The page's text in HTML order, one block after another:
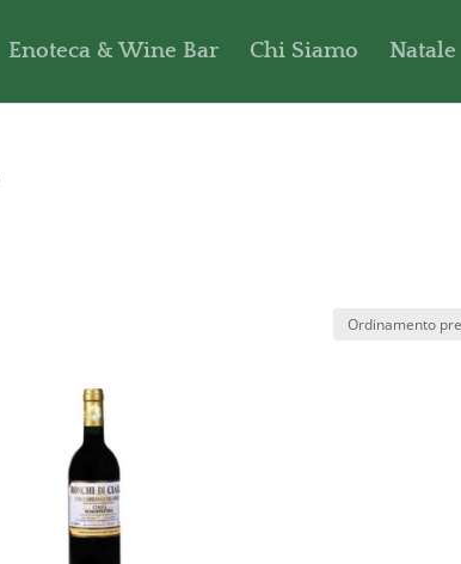
Enoteca & Wine Bar Chi Siamo Natale